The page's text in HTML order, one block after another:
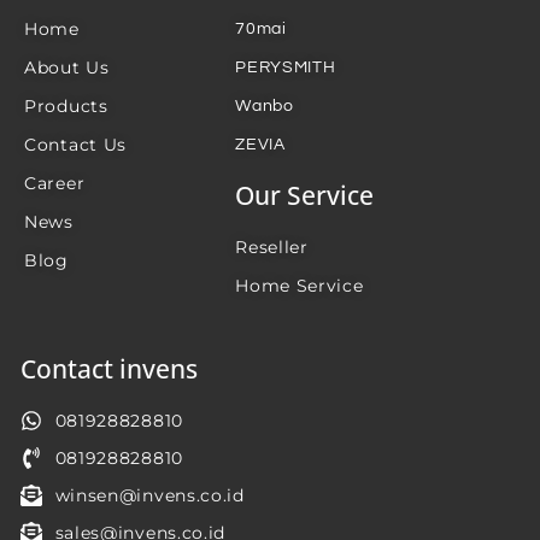
Home
About Us
Products
Contact Us
Career
News
Blog
70mai
PERYSMITH
Wanbo
ZEVIA
Our Service
Reseller
Home Service
Contact invens
081928828810
081928828810
winsen@invens.co.id
sales@invens.co.id